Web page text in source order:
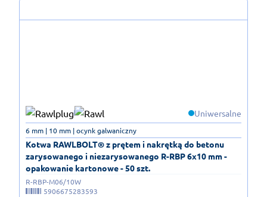
Uniwersalne
Kotwa RAWLBOLT® z prętem i nakrętką do betonu
zarysowanego i niezarysowanego R-RBP 6x10 mm -
opakowanie kartonowe - 50 szt.
6 mm | 10 mm | ocynk galwaniczny
R-RBP-M06/10W
5906675283593